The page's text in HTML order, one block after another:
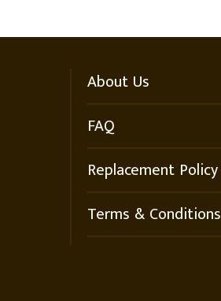
About Us
FAQ
Replacement Policy
Terms & Conditions